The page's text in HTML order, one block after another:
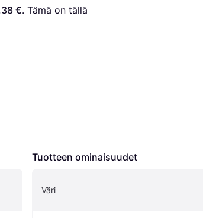
€. Tämä on tällä
Tuotteen ominaisuudet
Väri